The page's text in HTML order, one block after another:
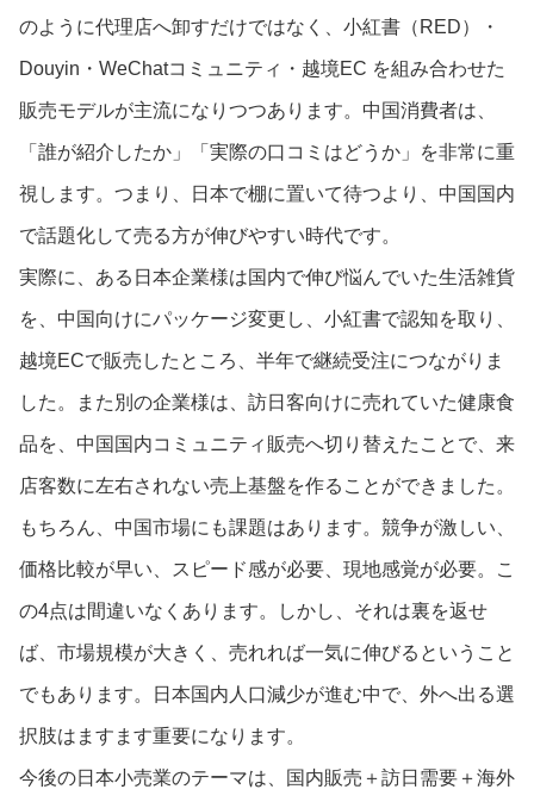
のように代理店へ卸すだけではなく、小紅書（RED）・
Douyin・WeChatコミュニティ・越境EC を組み合わせた
販売モデルが主流になりつつあります。中国消費者は、
「誰が紹介したか」「実際の口コミはどうか」を非常に重
視します。つまり、日本で棚に置いて待つより、中国国内
で話題化して売る方が伸びやすい時代です。
実際に、ある日本企業様は国内で伸び悩んでいた生活雑貨
を、中国向けにパッケージ変更し、小紅書で認知を取り、
越境ECで販売したところ、半年で継続受注につながりま
した。また別の企業様は、訪日客向けに売れていた健康食
品を、中国国内コミュニティ販売へ切り替えたことで、来
店客数に左右されない売上基盤を作ることができました。
もちろん、中国市場にも課題はあります。競争が激しい、
価格比較が早い、スピード感が必要、現地感覚が必要。こ
の4点は間違いなくあります。しかし、それは裏を返せ
ば、市場規模が大きく、売れれば一気に伸びるということ
でもあります。日本国内人口減少が進む中で、外へ出る選
択肢はますます重要になります。
今後の日本小売業のテーマは、国内販売＋訪日需要＋海外